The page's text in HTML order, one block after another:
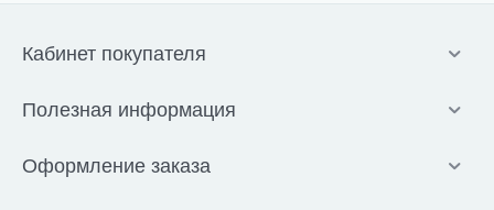
Кабинет покупателя
Полезная информация
Оформление заказа